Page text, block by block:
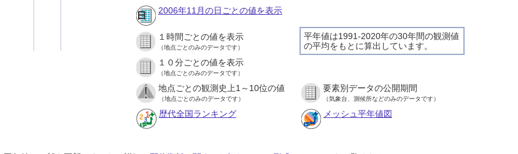
2006年11月の日ごとの値を表示
平年値は1991-2020年の30年間の観測値
の平均をもとに算出しています。
１時間ごとの値を表示
（地点ごとのみのデータです）
１０分ごとの値を表示
（地点ごとのみのデータです）
地点ごとの観測史上1～10位の値
（地点ごとのみのデータです）
要素別データの公開期間
（気象台、測候所などのみのデータです）
歴代全国ランキング メッシュ平年値図